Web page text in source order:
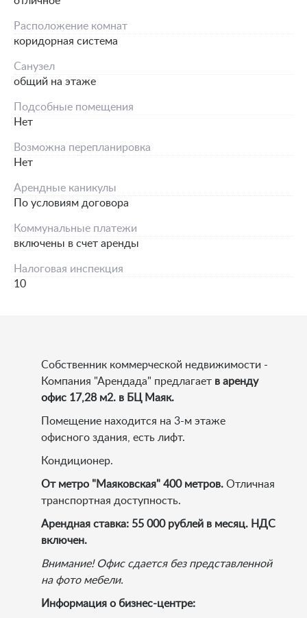
Расположение комнат
коридорная система
Санузел
общий на этаже
Подсобные помещения
Нет
Возможна перепланировка
Нет
Арендные каникулы
По условиям договора
Коммунальные платежи
включены в счет аренды
Налоговая инспекция
10
Собственник коммерческой недвижимости -
Компания "Арендада" предлагает в аренду
офис 17,28 м2. в БЦ Маяк.
Помещение находится на 3-м этаже
офисного здания, есть лифт.
Кондиционер.
От метро "Маяковская" 400 метров. Отличная
транспортная доступность.
Арендная ставка: 55 000 рублей в месяц. НДС
включен.
Внимание! Офис сдается без представленной
на фото мебели.
Информация о бизнес-центре: